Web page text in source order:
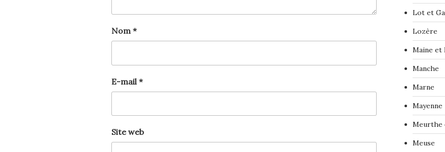
Nom*
E-mail *
Site web
Lot et
Lozère
Maine et
Manche
Marne
Mayenne
Meurthe
Meuse